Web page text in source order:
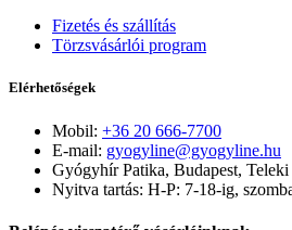
Fizetés és szállítás
Törzsvásárlói program
Elérhetőségek
Mobil: +36 20 666-7700
E-mail: gyogyline@gyogyline.hu
Gyógyhír Patika, Budapest,
Nyitva tartás: H-P: 7-18-ig,